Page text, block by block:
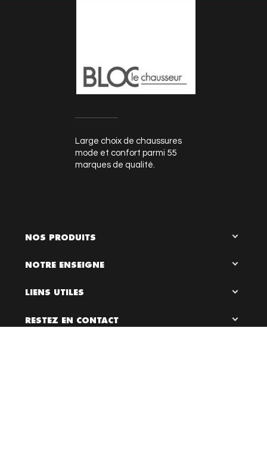
Large choix de chaussures
mode et confort parmi 55
marques de qualité.
NOS PRODUITS
NOTRE ENSEIGNE
LIENS UTILES
RESTEZ EN CONTACT